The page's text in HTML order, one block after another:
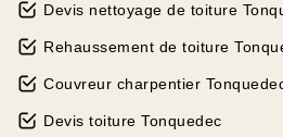
Devis nettoyage de toiture
Rehaussement de toiture
Couvreur charpentier
Devis toiture Tonquedec